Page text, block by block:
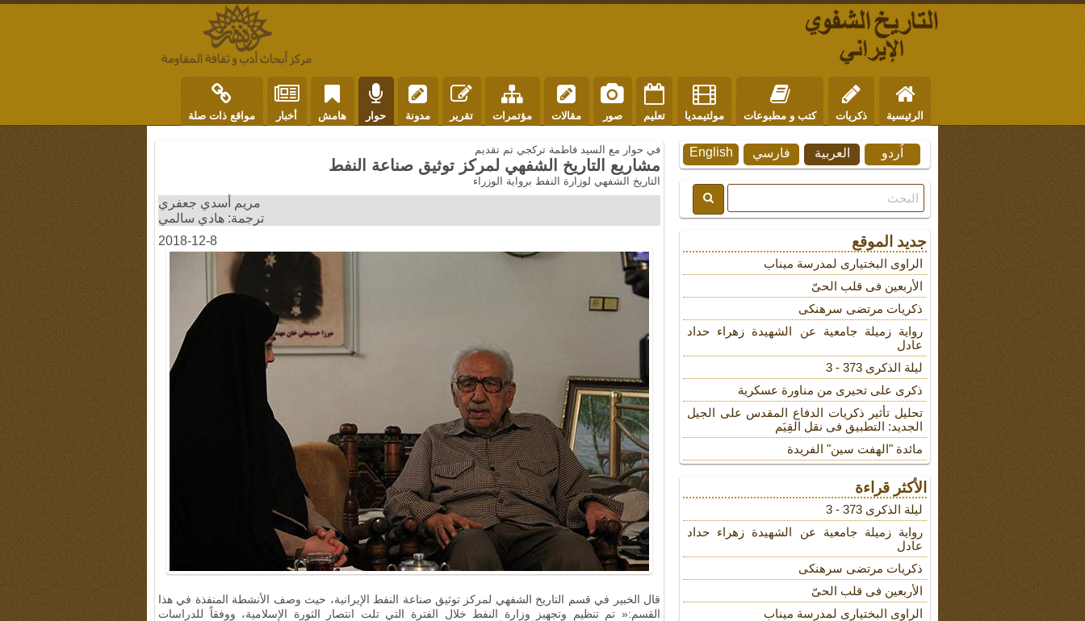
الرئيسية ذكريات كتب و مطبوعات مولتيمديا تعليم صور مقالات مؤتمرات تقرير مدونة حوار هامش أخبار مواقع ذات صلة
في حوار مع السيد فاطمة تركجي تم تقديم
مشاريع التاريخ الشفهي لمركز توثيق صناعة النفط
التاريخ الشفهي لوزارة النفط برواية الوزراء
مريم أسدي جعفري
ترجمة: هادي سالمي
2018-12-8
قال الخبير في قسم التاريخ الشفهي لمركز توثيق صناعة النفط الإيرانية، حيث وصف الأنشطة المنفذة في هذا
القسم:« تم تنظيم وتجهيز وزارة النفط خلال الفترة التي تلت انتصار الثورة الإسلامية، ووفقاً للدراسات
English فارسي العربية اُردو
جديد الموقع
الراوی البختیاری لمدرسة میناب
الأربعین فی قلب الحیّ
ذکریات مرتضى سرهنکی
روایة زمیلة جامعیة عن الشهیدة زهراء حداد
عادل
لیلة الذکرى 373 - 3
ذکری علی تحیری من مناورة عسکریة
تحلیل تأثیر ذکریات الدفاع المقدس على الجیل
الجدید: التطبیق فی نقل القِیَم
مائدة "الهفت سین" الفریدة
الأكثر قراءة
لیلة الذکرى 373 - 3
روایة زمیلة جامعیة عن الشهیدة زهراء حداد
عادل
ذکریات مرتضى سرهنکی
الأربعین فی قلب الحیّ
الراوی البختیاری لمدرسة میناب